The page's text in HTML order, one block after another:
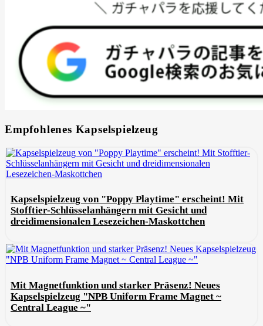
Empfohlenes Kapselspielzeug
Kapselspielzeug von "Poppy Playtime" erscheint! Mit
Stofftier-Schlüsselanhängern mit Gesicht und
dreidimensionalen Lesezeichen-Maskottchen
Mit Magnetfunktion und starker Präsenz! Neues
Kapselspielzeug "NPB Uniform Frame Magnet ~
Central League ~"